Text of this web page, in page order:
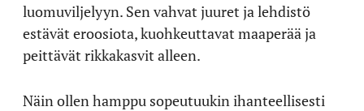
luomuviljelyyn. Sen vahvat juuret ja lehdistö
estävät eroosiota, kuohkeuttavat maaperää ja
peittävät rikkakasvit alleen.
Näin ollen hamppu sopeutuukin ihanteellisesti